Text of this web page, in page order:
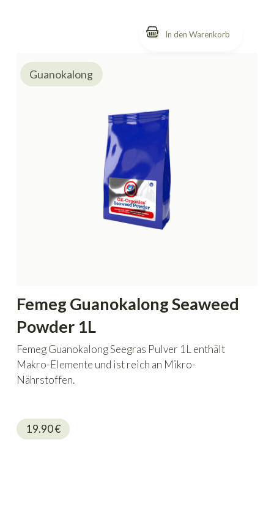
Femeg Guanokalong Seaweed
Powder 1L
Femeg Guanokalong Seegras Pulver 1L enthält
Makro-Elemente und ist reich an Mikro-
Nährstoffen.
19.90€
Guanokalong